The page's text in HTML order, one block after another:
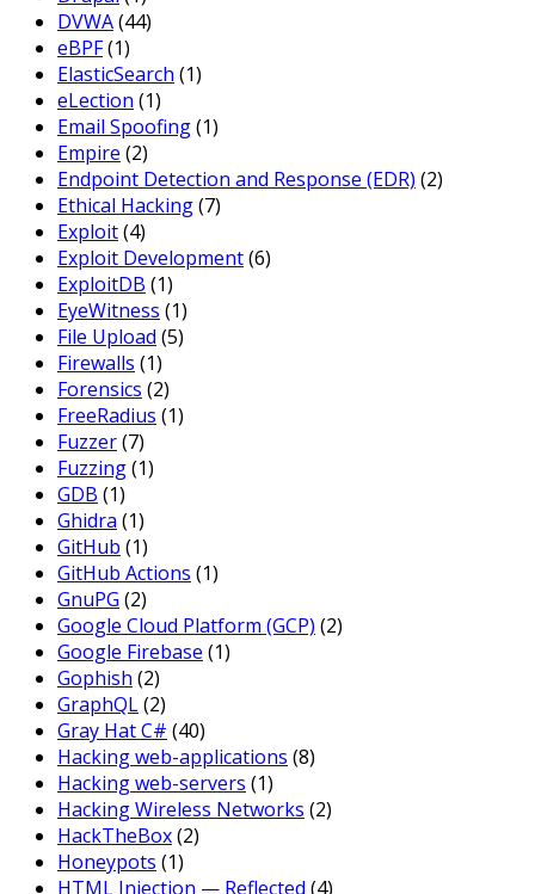
DVWA(44)
eBPF(1)
ElasticSearch (1)
eLection (1)
Email Spoofing(1)
Empire (2)
Endpoint Detection and Response (EDR) (2)
Ethical Hacking(7)
Exploit(4)
Exploit Development(6)
ExploitDB (1)
EyeWitness (1)
File Upload (5)
Firewalls (1)
Forensics (2)
FreeRadius (1)
Fuzzer(7)
Fuzzing(1)
GDB (1)
Ghidra (1)
GitHub (1)
GitHub Actions (1)
GnuPG (2)
Google Cloud Platform (GCP) (2)
Google Firebase (1)
Gophish (2)
GraphQL(2)
Gray Hat C# (40)
Hacking web-applications (8)
Hacking web-servers (1)
Hacking Wireless Networks (2)
HackTheBox(2)
Honeypots (1)
HTML Injection — Reflected (4)